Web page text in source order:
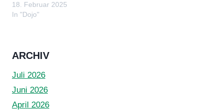
18. Februar 2025
In "Dojo"
ARCHIV
Juli 2026
Juni 2026
April 2026